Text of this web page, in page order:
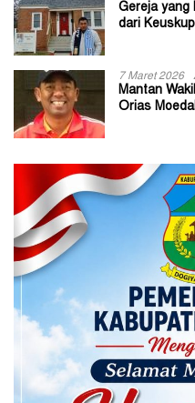
Gereja yang
dari
7 Maret 2026
Mantan
Orias